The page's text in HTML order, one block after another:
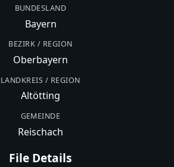
BUNDESLAND
Bayern
BEZIRK / REGION
Oberbayern
LANDKREIS / REGION
Altötting
GEMEINDE
Reischach
File Details